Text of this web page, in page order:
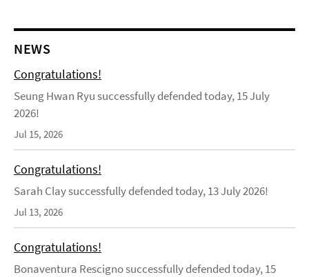
NEWS
Congratulations!
Seung Hwan Ryu successfully defended today, 15 July
2026!
Jul 15, 2026
Congratulations!
Sarah Clay successfully defended today, 13 July 2026!
Jul 13, 2026
Congratulations!
Bonaventura Rescigno successfully defended today, 15